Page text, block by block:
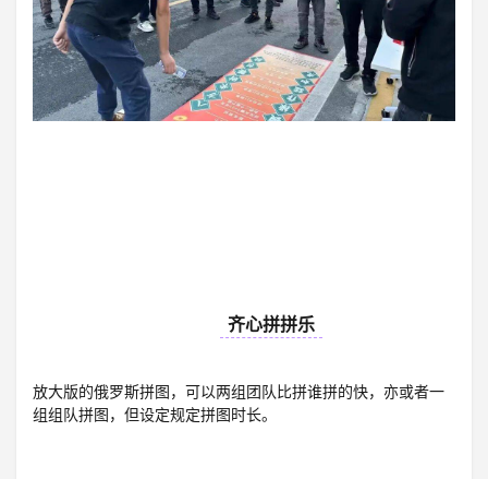
齐心拼拼乐
放大版的俄罗斯拼图，可以两组团队比拼谁拼的快，亦或者一
组组队拼图，但设定规定拼图时长。